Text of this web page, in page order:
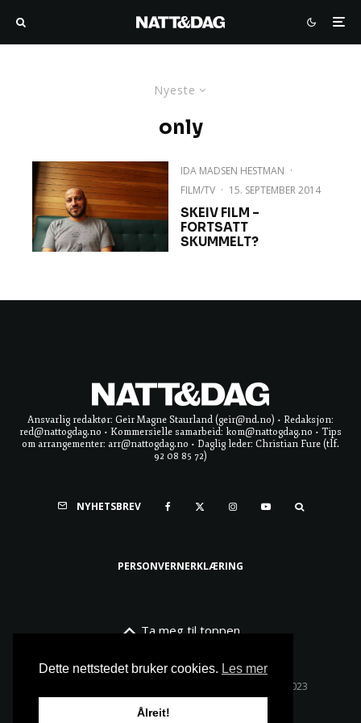
Nyeste
only
IDA MADSEN HESTMAN ·
FILM/TV · 15. SEPTEMBER 2014
SKEIV FILM –
FORTSATT
SKUMMELT?
Ansvarlig redaktør: Geir Magne Staurland (geir@nd.no) • Redaksjon:
red@nattogdag.no • Kommersielle samarbeid: kom@nattogdag.no • Tips
om arrangementer: arr@nattogdag.no • Daglig leder: Christian Fure (tlf.
92 08 85 72)
NYHETSBREV
PERSONVERNERKLÆRING
Ta meg til toppen
Alle rettigheter reservert • Copyright © Natt & Dag 2023
Dette nettstedet bruker cookies. Les mer
Ålreit!